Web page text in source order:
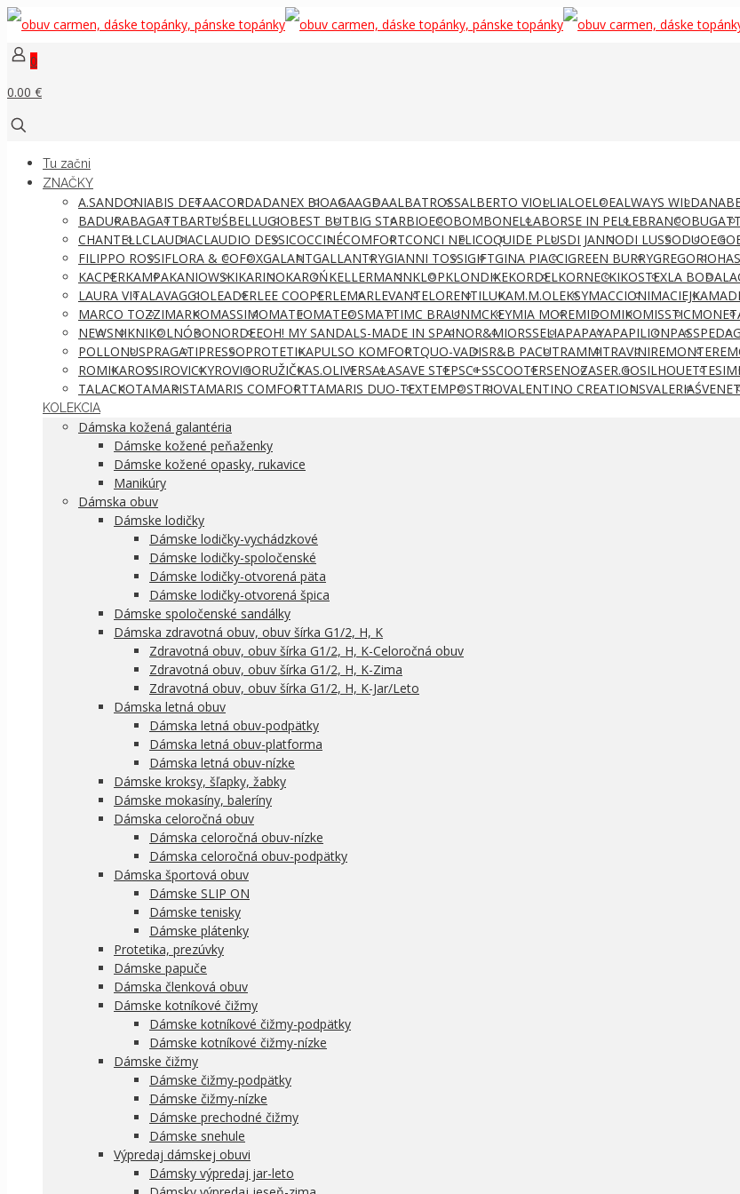
0
0.00 €
Tu začni
ZNAČKY
A.SANDONIABIS DETAACORDADANEX BIOAGAAGDAALBATROSSALBERTO VIOLLIALOELOEALWAYS WILD
BADURABAGATTBARTUŚBELLUGIOBEST BUTBIG STARBIOECOBOMBONELLABORSE IN PELLEBRANCO
CHANTELLCLAUDIACLAUDIO DESSICOCCINÉCOMFORTCONCI NELICOQUIDE PLUSDI JANNODI LUSSODUOEGO
FILIPPO ROSSIFLORA & COFOXGALANTGALLANTRYGIANNI TOSSIGIFTGINA PIACCIGREEN BURRYGREGORIO
KACPERKAMPAKANIOWSKIKARINOKAROŃKELLERMANNKLOPKLONDIKEKORDELKORNECKIKOSTEXLA BODA
LAURA VITALAVAGGIOLEADERLEE COOPERLEMARLEVANTELORENTILUKAM.M.OLEKSYMACCIONIMACIEJKA
MARCO TOZZIMARKOMASSIMOMATEOMATEOSMATTIMC BRAUNMCKEYMIA MOREMIDOMIKOMISSTIC
NEWSNIKNIKOLNÓBONORDEEOH! MY SANDALS-MADE IN SPAINOR&MIORSSELIAPAPAYAPAPILIONPASSPEDAG
POLLONUSPRAGATIPRESSOPROTETIKAPULSO KOMFORTQUO-VADISR&B PACUTRAMMITRAVINIREMONTE
ROMIKAROSSIROVICKYROVIGORUŽIČKAS.OLIVERSALASAVE STEPSC+SSCOOTERSENOZASER.GOSILHOUETTE
TALACKOTAMARISTAMARIS COMFORTTAMARIS DUO-TEXTEMPOSTRIOVALENTINO CREATIONSVALERIAŚ
KOLEKCIA
Dámska kožená galantéria
Dámske kožené peňaženky
Dámske kožené opasky, rukavice
Manikúry
Dámska obuv
Dámske lodičky
Dámske lodičky-vychádzkové
Dámske lodičky-spoločenské
Dámske lodičky-otvorená päta
Dámske lodičky-otvorená špica
Dámske spoločenské sandálky
Dámska zdravotná obuv, obuv šírka G1/2, H, K
Zdravotná obuv, obuv šírka G1/2, H, K-Celoročná obuv
Zdravotná obuv, obuv šírka G1/2, H, K-Zima
Zdravotná obuv, obuv šírka G1/2, H, K-Jar/Leto
Dámska letná obuv
Dámska letná obuv-podpätky
Dámska letná obuv-platforma
Dámska letná obuv-nízke
Dámske kroksy, šľapky, žabky
Dámske mokasíny, baleríny
Dámska celoročná obuv
Dámska celoročná obuv-nízke
Dámska celoročná obuv-podpätky
Dámska športová obuv
Dámske SLIP ON
Dámske tenisky
Dámske plátenky
Protetika, prezúvky
Dámske papuče
Dámska členková obuv
Dámske kotníkové čižmy
Dámske kotníkové čižmy-podpätky
Dámske kotníkové čižmy-nízke
Dámske čižmy
Dámske čižmy-podpätky
Dámske čižmy-nízke
Dámske prechodné čižmy
Dámske snehule
Výpredaj dámskej obuvi
Dámsky výpredaj jar-leto